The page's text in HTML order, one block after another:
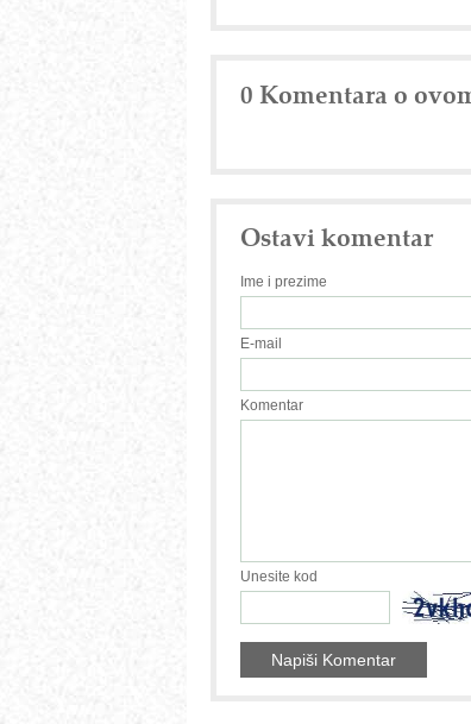
0 Komentara o
Ostavi komentar
Ime i prezime
E-mail
Komentar
Unesite kod